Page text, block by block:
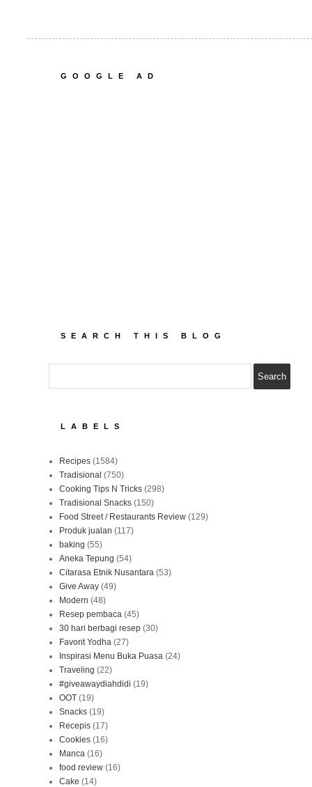
GOOGLE AD
SEARCH THIS BLOG
LABELS
Recipes (1584)
Tradisional (750)
Cooking Tips N Tricks (298)
Tradisional Snacks (150)
Food Street / Restaurants Review (129)
Produk jualan (117)
baking (55)
Aneka Tepung (54)
Citarasa Etnik Nusantara (53)
Give Away (49)
Modern (48)
Resep pembaca (45)
30 hari berbagi resep (30)
Favorit Yodha (27)
Inspirasi Menu Buka Puasa (24)
Traveling (22)
#giveawaydiahdidi (19)
OOT (19)
Snacks (19)
Recepis (17)
Cookies (16)
Manca (16)
food review (16)
Cake (14)